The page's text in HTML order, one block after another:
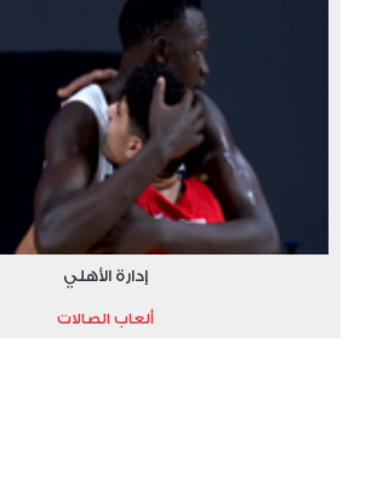
إدارة الأهلي
ألعاب الصالات